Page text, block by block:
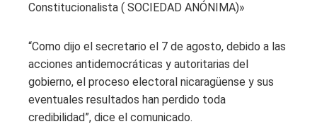
Constitucionalista ( SOCIEDAD ANÓNIMA)»
“Como dijo el secretario el 7 de agosto, debido a las
acciones antidemocráticas y autoritarias del
gobierno, el proceso electoral nicaragüense y sus
eventuales resultados han perdido toda
credibilidad”, dice el comunicado.